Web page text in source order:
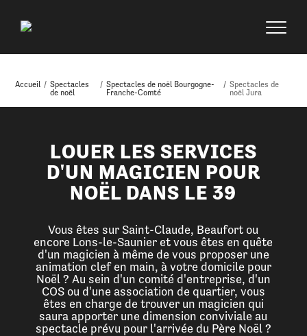
Accueil / Spectacles
de noël
/ Spectacles de noël Bourgogne-
Franche-Comté
/ Spectacles de
noël Jura
LOUER LES SERVICES
D'UN MAGICIEN POUR
NOËL DANS LE 39
Vous êtes sur Saint-Claude, Beaufort ou
encore Lons-le-Saunier et vous êtes en quête
d'un magicien à même de vous proposer une
animation clef en main, à votre domicile pour
Noël ? Au sein d'un comité d'entreprise, d'un
COS ou d'une association de quartier, vous
êtes en charge de trouver un magicien qui
saura apporter une dimension conviviale au
spectacle prévu pour l'arrivée du Père Noël ?